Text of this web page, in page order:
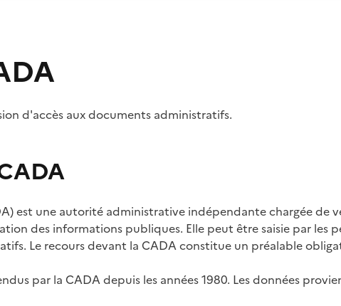
d'accès aux documents administratifs.
est une autorité administrative indépendante chargée de
des informations publiques. Elle peut être saisie par les
Le recours devant la CADA constitue un préalable
par la CADA depuis les années 1980. Les données